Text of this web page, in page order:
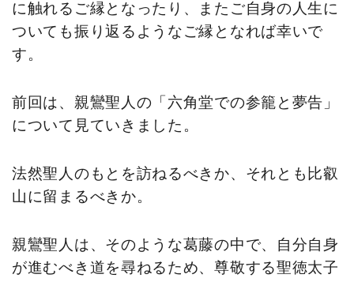
に触れるご縁となったり、またご自身の人生に
ついても振り返るようなご縁となれば幸いで
す。
前回は、親鸞聖人の「六角堂での参籠と夢告」
について見ていきました。
法然聖人のもとを訪ねるべきか、それとも比叡
山に留まるべきか。
親鸞聖人は、そのような葛藤の中で、自分自身
が進むべき道を尋ねるため、尊敬する聖徳太子